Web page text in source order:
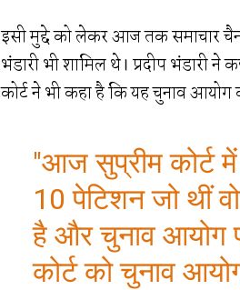
इसी मुद्दे को लेकर आज तक समाचार चैनल
भंडारी भी शामिल थे। प्रदीप भंडारी ने
कोर्ट ने भी कहा है कि यह चुनाव आयोग
"आज सुप्रीम कोर्ट में
10 पेटिशन जो थीं
है और चुनाव आयोग
कोर्ट को चुनाव